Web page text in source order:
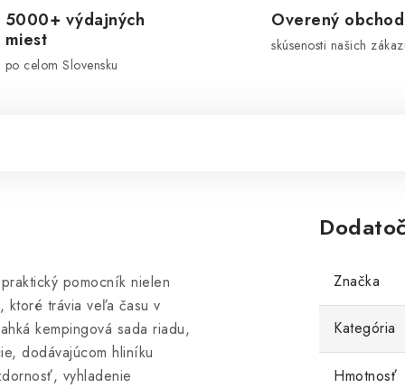
5000+ výdajných
miest
po celom Slovensku
Overený obchod
skúsenosti našich
pomocník nielen
ktoré trávia veľa času v
ahká kempingová sada riadu,
dodávajúcom hliníku
vyhladenie
Značka
Kategória
Hmotnosť